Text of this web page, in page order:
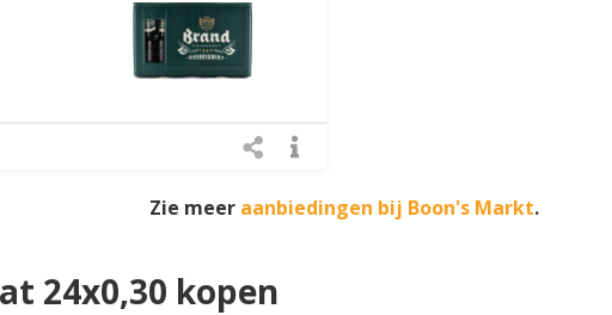
Zie meer aanbiedingen bij Boon's Markt.
24x0,30 kopen